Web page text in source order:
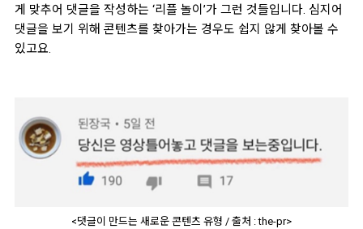
게 맞추어 댓글을 작성하는 ‘리플 놀이’가 그런 것들입니다. 심지어
댓글을 보기 위해 콘텐츠를 찾아가는 경우도 쉽지 않게 찾아볼 수
있고요.
<댓글이 만드는 새로운 콘텐츠 유형 / 출처 : the-pr>